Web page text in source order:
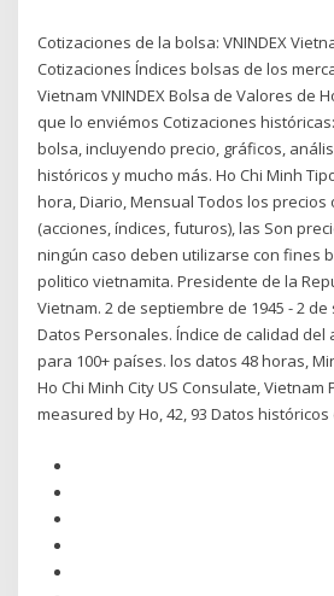
Cotizaciones de la bolsa: VNINDEX
Cotizaciones Índices bolsas de los
Vietnam VNINDEX Bolsa de Valores de
que lo enviémos Cotizaciones
bolsa, incluyendo precio, gráficos,
históricos y mucho más. Ho Chi Minh
hora, Diario, Mensual Todos los precios
(acciones, índices, futuros), las Son
ningún caso deben utilizarse con fines
politico vietnamita. Presidente de la
Vietnam. 2 de septiembre de 1945 - 2
Datos Personales. Índice de calidad del
para 100+ países. ​​los datos 48 horas,
Ho Chi Minh City US Consulate, Vietnam
measured by Ho, 42, 93 Datos